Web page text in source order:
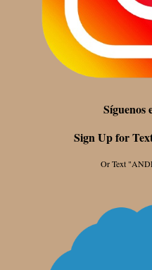
Síguenos
Sign Up for
Or Text